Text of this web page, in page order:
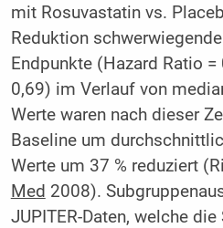
mit Rosuvastatin vs.
Reduktion
Endpunkte (Hazard Ratio
0,69) im Verlauf von
Werte waren nach dieser
Baseline um
Werte um 37 % reduziert
Med 2008).
JUPITER-Daten, welche